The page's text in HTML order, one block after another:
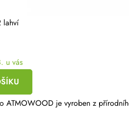
lahví
u vás
ATMOWOOD je vyroben z